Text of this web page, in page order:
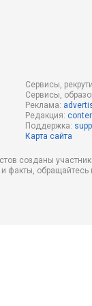
Сервисы,
Сервисы,
Реклама:
Редакция:
Поддержка:
Карта сайта
созданы
и факты,